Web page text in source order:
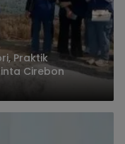
Praktik
Cirebon